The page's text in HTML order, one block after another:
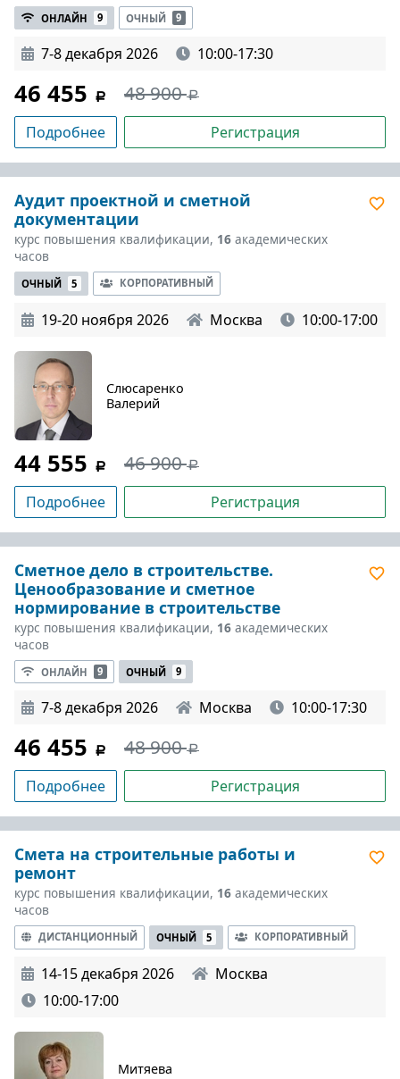
ОНЛАЙН 9 ОЧНЫЙ 9
7-8 декабря 2026 10:00-17:30
46 455 48 900
Подробнее Регистрация
Аудит проектной и сметной
документации
курс повышения квалификации, 16 академических
часов
ОЧНЫЙ 5 КОРПОРАТИВНЫЙ
19-20 ноября 2026 Москва 10:00-17:00
Слюсаренко
Валерий
44 555 46 900
Подробнее Регистрация
Сметное дело в строительстве.
Ценообразование и сметное
нормирование в строительстве
курс повышения квалификации, 16 академических
часов
ОНЛАЙН 9 ОЧНЫЙ 9
7-8 декабря 2026 Москва 10:00-17:30
46 455 48 900
Подробнее Регистрация
Смета на строительные работы и
ремонт
курс повышения квалификации, 16 академических
часов
ДИСТАНЦИОННЫЙ ОЧНЫЙ 5 КОРПОРАТИВНЫЙ
14-15 декабря 2026
Москва
10:00-17:00
Митяева